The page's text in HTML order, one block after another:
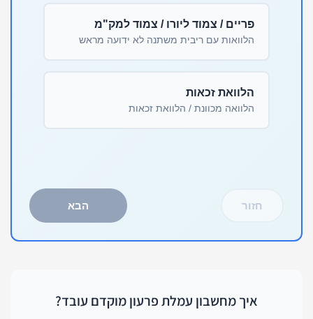
פריים / צמוד ליורו / צמוד למק"מ
הלוואות עם ריבית משתנה לא ידועה מראש
הלוואת זכאות
הלוואה מכוונת / הלוואת זכאות
חזור הבא
איך מחשבון עמלת פרעון מוקדם עובד?